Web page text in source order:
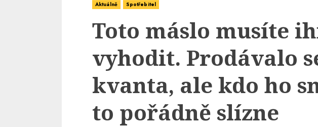
Aktuálně Spotřebitel
Toto máslo musíte
vyhodit. Prodávalo
kvanta, ale kdo ho
to pořádně slízne